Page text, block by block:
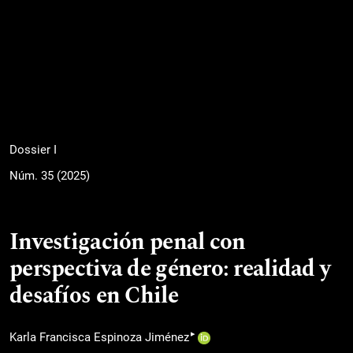
Dossier I
Núm. 35 (2025)
Investigación penal con
perspectiva de género: realidad y
desafíos en Chile
Karla Francisca Espinoza Jiménez▸